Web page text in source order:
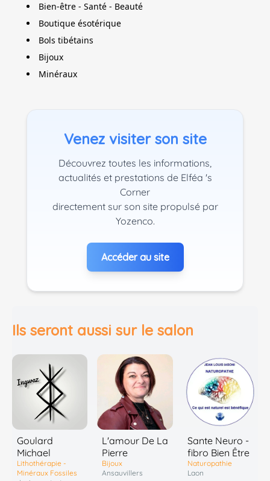
Bien-être - Santé - Beauté
Boutique ésotérique
Bols tibétains
Bijoux
Minéraux
Venez visiter son site
Découvrez toutes les informations,
actualités et prestations de Elféa 's
Corner
directement sur son site propulsé par
Yozenco.
Accéder au site
Ils seront aussi sur le salon
Goulard
Michael
Lithothérapie -
Minéraux Fossiles
L'amour De La
Pierre
Bijoux
Ansauvillers
Sante Neuro -
fibro Bien Être
Naturopathie
Laon